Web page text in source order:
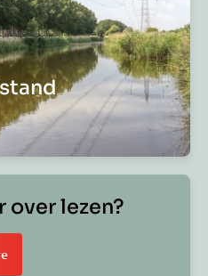
over lezen?